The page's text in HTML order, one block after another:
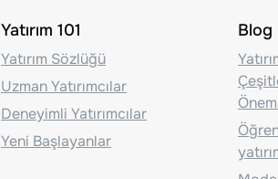
Yatırım 101
Yatırım Sözlüğü
Uzman Yatırımcılar
Deneyimli Yatırımcılar
Yeni Başlayanlar
Blog